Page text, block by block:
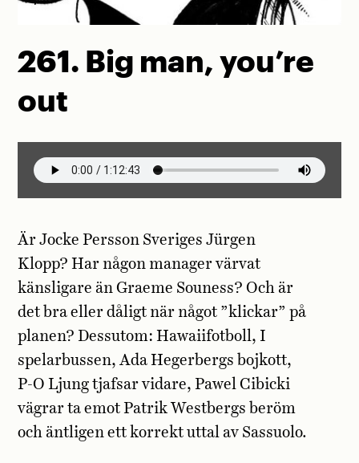
261. Big man, you’re
out
Är Jocke Persson Sveriges Jürgen
Klopp? Har någon manager värvat
känsligare än Graeme Souness? Och är
det bra eller dåligt när något ”klickar” på
planen? Dessutom: Hawaiifotboll, I
spelarbussen, Ada Hegerbergs bojkott,
P-O Ljung tjafsar vidare, Pawel Cibicki
vägrar ta emot Patrik Westbergs beröm
och äntligen ett korrekt uttal av Sassuolo.